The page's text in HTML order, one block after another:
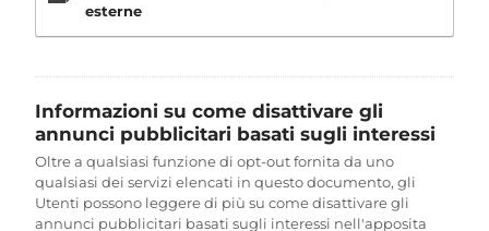
esterne
Informazioni su come disattivare gli
annunci pubblicitari basati sugli interessi
Oltre a qualsiasi funzione di opt-out fornita da uno
qualsiasi dei servizi elencati in questo documento, gli
Utenti possono leggere di più su come disattivare gli
annunci pubblicitari basati sugli interessi nell'apposita